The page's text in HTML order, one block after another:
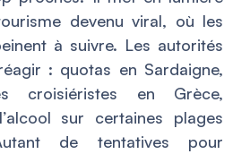
devenu viral, où les
à suivre. Les autorités
: quotas en Sardaigne,
croisiéristes en Grèce,
sur certaines plages
de tentatives pour